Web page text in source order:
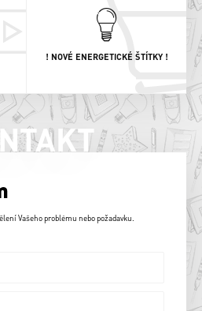
! NOVÉ ENERGETICKÉ ŠTÍTKY !
Vašeho problému nebo požadavku.